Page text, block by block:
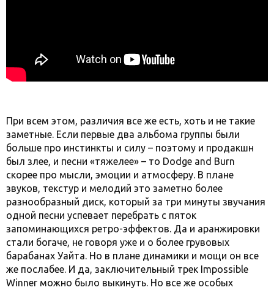
При всем этом, различия все же есть, хоть и не такие
заметные. Если первые два альбома группы были
больше про инстинкты и силу – поэтому и продакшн
был злее, и песни «тяжелее» – то Dodge and Burn
скорее про мысли, эмоции и атмосферу. В плане
звуков, текстур и мелодий это заметно более
разнообразный диск, который за три минуты звучания
одной песни успевает перебрать с пяток
запоминающихся ретро-эффектов. Да и аранжировки
стали богаче, не говоря уже и о более грувовых
барабанах Уайта. Но в плане динамики и мощи он все
же послабее. И да, заключительный трек Impossible
Winner можно было выкинуть. Но все же особых